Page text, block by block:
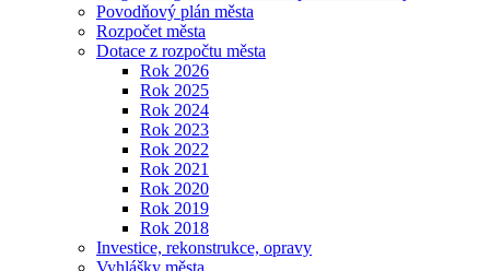
Povodňový plán města
Rozpočet města
Dotace z rozpočtu města
Rok 2026
Rok 2025
Rok 2024
Rok 2023
Rok 2022
Rok 2021
Rok 2020
Rok 2019
Rok 2018
Investice, rekonstrukce, opravy
Vyhlášky města